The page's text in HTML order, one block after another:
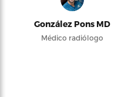
González Pons MD
Médico radiólogo